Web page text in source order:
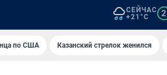
СЕЙЧАС
+21°C
2
по США Казанский стрелок женился